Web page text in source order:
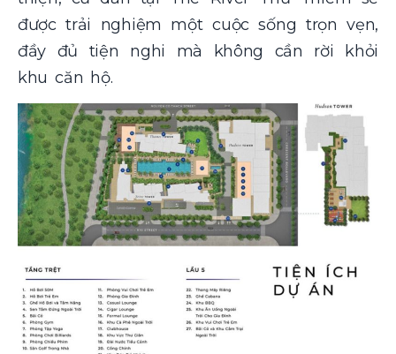
được trải nghiệm một cuộc sống trọn vẹn,
đầy đủ tiện nghi mà không cần rời khỏi
khu căn hộ.